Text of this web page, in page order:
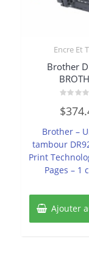
Encre Et
Brother
0
$
Brother –
tambour
Print
Pages – 1
Ajouter